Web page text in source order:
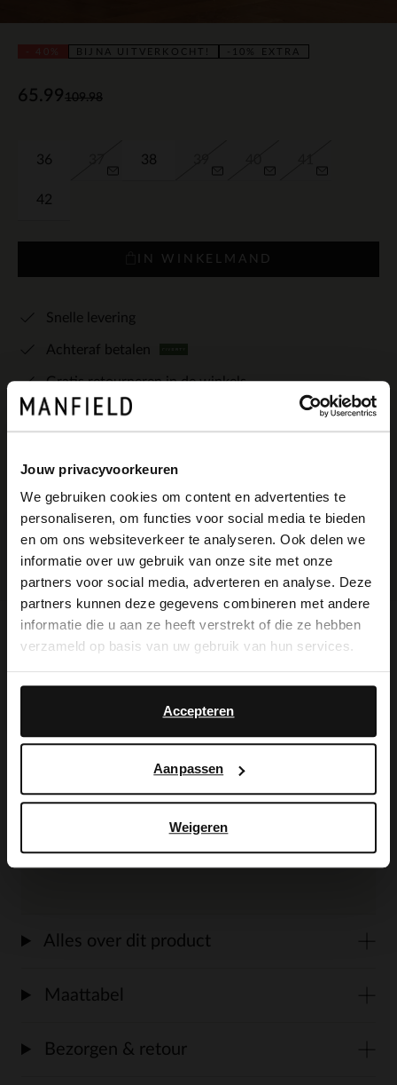
Jouw privacyvoorkeuren
We gebruiken cookies om content en advertenties te
personaliseren, om functies voor social media te bieden
en om ons websiteverkeer te analyseren. Ook delen we
informatie over uw gebruik van onze site met onze
partners voor social media, adverteren en analyse. Deze
partners kunnen deze gegevens combineren met andere
informatie die u aan ze heeft verstrekt of die ze hebben
verzameld op basis van uw gebruik van hun services.
Accepteren
Aanpassen
Weigeren
BIJNA UITVERKOCHT! -10% EXTRA
109.98
65.99
36 38
42
IN WINKELMAND
Snelle levering
Achteraf betalen
Gratis retourneren in de winkels
Kleuren
Omschrijving
Zwarte leren loafers van No Stress met
Carbon Pro.
Alles over dit product
Maattabel
Bezorgen & retour
×
View this website in English?
It looks like your language isn't Dutch. Would
you like to switch to English?
English